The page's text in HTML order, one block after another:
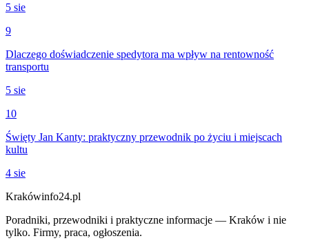
5 sie
9
Dlaczego doświadczenie spedytora ma wpływ na rentowność
transportu
5 sie
10
Święty Jan Kanty: praktyczny przewodnik po życiu i miejscach
kultu
4 sie
Krakówinfo24.pl
Poradniki, przewodniki i praktyczne informacje — Kraków i nie
tylko. Firmy, praca, ogłoszenia.